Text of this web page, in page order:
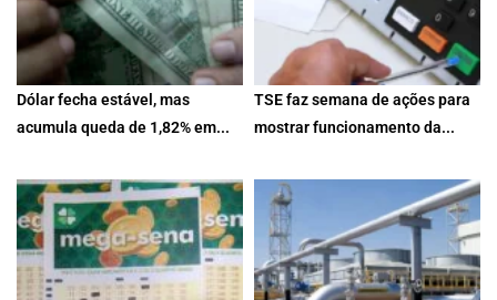
Dólar fecha estável, mas
acumula queda de 1,82% em...
Bolsa sobe 3,5% no mês e
petróleo salta mais...
3 de agosto de 2026
TSE faz semana de ações para
mostrar funcionamento da...
Uma live será realizada nesta
segunda (3), às 17h30,...
3 de agosto de 2026